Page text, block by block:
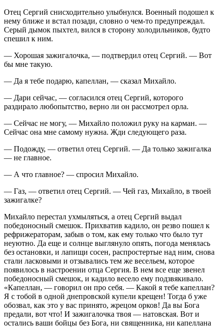
Отец Сергий снисходительно улыбнулся. Военный подошел к
нему ближе и встал позади, словно о чем-то предупреждал.
Серый дымок пыхтел, вился в сторону холодильников, будто
спешил к ним.
— Хорошая зажигалочка, — подтвердил отец Сергий. — Вот
бы мне такую.
— Да я тебе подарю, капеллан, — сказал Михайло.
— Дари сейчас, — согласился отец Сергий, которого
раздирало любопытство, верно ли он рассмотрел орла.
— Сейчас не могу, — Михайло положил руку на карман. —
Сейчас она мне самому нужна. Жди следующего раза.
— Подожду, — ответил отец Сергий. — Да только зажигалка
— не главное.
— А что главное? — спросил Михайло.
— Газ, — ответил отец Сергий. — Чей газ, Михайло, в твоей
зажигалке?
Михайло перестал ухмыляться, а отец Сергий выдал
победоносный смешок. Прихватив кадило, он резво пошел к
рефрижераторам, забыв о том, как ему только что было тут
неуютно. Да еще и солнце выглянуло опять, погода менялась
без остановки, и лапищи сосен, распростертые над ним, снова
стали ласковыми и отзывались тем же весельем, которое
появилось в настроении отца Сергия. В нем все еще звенел
победоносный смешок, и кадило весело ему подзвякивало.
«Капеллан, — говорил он про себя. — Какой я тебе капеллан?
Я с тобой в одной днепровской купели крещен! Тогда б уже
обозвал, как это у вас принято, жрецом орков! Да вы Бога
предали, вот что! И зажигалочка твоя — натовская. Вот и
остались ваши бойцы без Бога, ни священника, ни капеллана